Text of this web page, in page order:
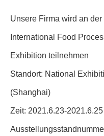
Unsere Firma wird an
International Food
Exhibition teilnehmen
Standort: National
(Shanghai)
Zeit: 2021.6.23-2021.6.25